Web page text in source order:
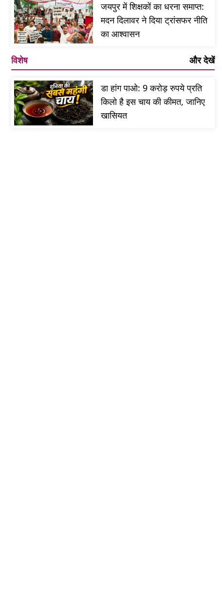
जयपुर में शिक्षकों का धरना समाप्त:
मदन दिलावर ने दिया ट्रांसफर नीति
का आश्वासन
विशेष और देखें
डा हांग पाओ: 9 करोड़ रुपये प्रति
किलो है इस चाय की कीमत, जानिए
खासियत